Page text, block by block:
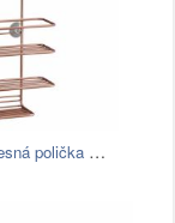
Kúpeľňová závesná polička Metaltex…